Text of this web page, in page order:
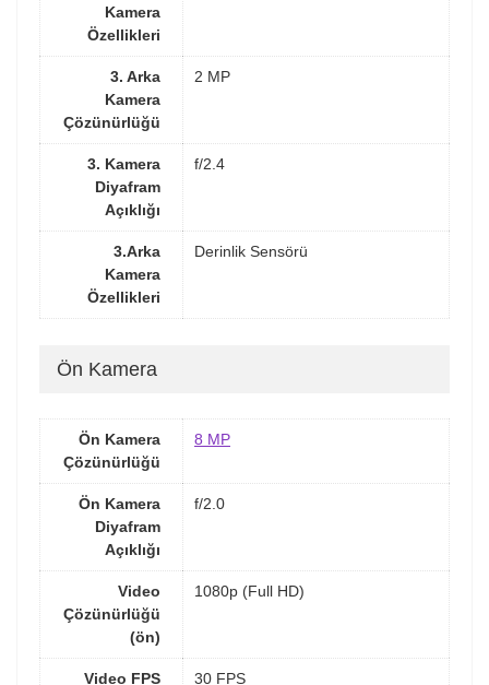
Kamera
Özellikleri
3. Arka
Kamera
Çözünürlüğü
2 MP
3. Kamera
Diyafram
Açıklığı
f/2.4
3.Arka
Kamera
Özellikleri
Derinlik Sensörü
Ön Kamera
Ön Kamera
Çözünürlüğü
8 MP
Ön Kamera
Diyafram
Açıklığı
f/2.0
Video
Çözünürlüğü
(ön)
1080p (Full HD)
Video FPS
30 FPS